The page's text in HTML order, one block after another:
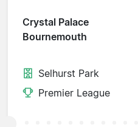
Crystal Palace
Bournemouth
Selhurst Park
Premier League